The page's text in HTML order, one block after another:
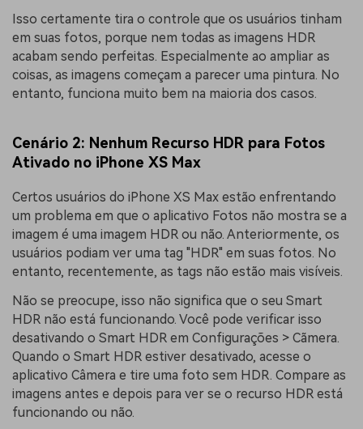
Isso certamente tira o controle que os usuários tinham
em suas fotos, porque nem todas as imagens HDR
acabam sendo perfeitas. Especialmente ao ampliar as
coisas, as imagens começam a parecer uma pintura. No
entanto, funciona muito bem na maioria dos casos.
Cenário 2: Nenhum Recurso HDR para Fotos
Ativado no iPhone XS Max
Certos usuários do iPhone XS Max estão enfrentando
um problema em que o aplicativo Fotos não mostra se a
imagem é uma imagem HDR ou não. Anteriormente, os
usuários podiam ver uma tag "HDR" em suas fotos. No
entanto, recentemente, as tags não estão mais visíveis.
Não se preocupe, isso não significa que o seu Smart
HDR não está funcionando. Você pode verificar isso
desativando o Smart HDR em Configurações > Cãmera.
Quando o Smart HDR estiver desativado, acesse o
aplicativo Câmera e tire uma foto sem HDR. Compare as
imagens antes e depois para ver se o recurso HDR está
funcionando ou não.